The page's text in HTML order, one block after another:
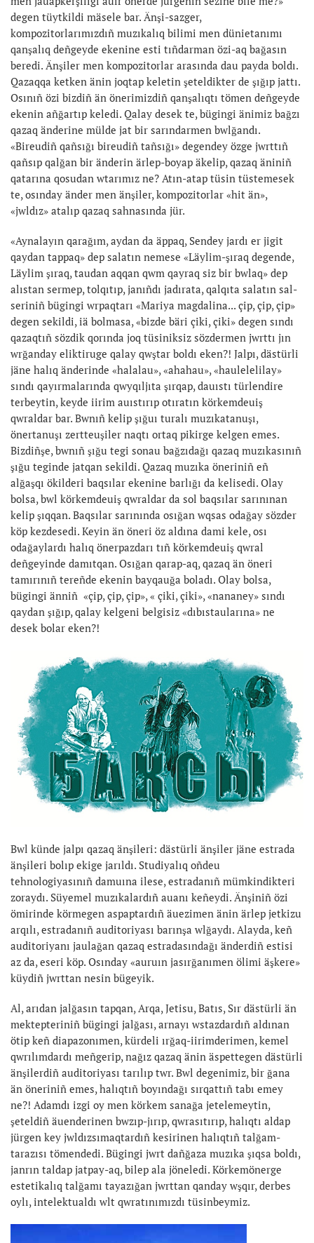
degen tüytkildi mäsele bar. Änşi-sazger,
kompozitorlarımızdıñ muzıkalıq bilimi men dünietanımı
qanşalıq deñgeyde ekenine esti tıñdarman özi-aq bağasın
beredi. Änşiler men kompozitorlar arasında dau payda boldı.
Qazaqqa ketken änin joqtap keletin şeteldikter de şığıp jattı.
Osınıñ özi bizdiñ än önerimizdiñ qanşalıqtı tömen deñgeyde
ekenin añğartıp keledi. Qalay desek te, bügingi änimiz bağzı
qazaq änderine mülde jat bir sarındarmen bwlğandı.
«Bireudiñ qañsığı bireudiñ tañsığı» degendey özge jwrttıñ
qañsıp qalğan bir änderin ärlep-boyap äkelip, qazaq äniniñ
qatarına qosudan wtarımız ne? Atın-atap tüsin tüstemesek
te, osınday änder men änşiler, kompozitorlar «hit än»,
«jwldız» atalıp qazaq sahnasında jür.
«Aynalayın qarağım, aydan da äppaq, Sendey jardı er jigit
qaydan tappaq» dep salatın nemese «Läylim-şıraq degende,
Läylim şıraq, taudan aqqan qwm qayraq siz bir bwlaq» dep
alıstan sermep, tolqıtıp, janıñdı jadırata, qalqıta salatın sal-
seriniñ bügingi wrpaqtarı «Mariya magdalina... çip, çip, çip»
degen sekildi, iä bolmasa, «bizde bäri çiki, çiki» degen sındı
qazaqtıñ sözdik qorında joq tüsiniksiz sözdermen jwrttı jın
wrğanday eliktiruge qalay qwştar boldı eken?! Jalpı, dästürli
jäne halıq änderinde «halalau», «ahahau», «haulelelilay»
sındı qayırmalarında qwyqıljıta şırqap, dauıstı türlendire
terbeytin, keyde iirim auıstırıp otıratın körkemdeuiş
qwraldar bar. Bwnıñ kelip şığuı turalı muzıkatanuşı,
önertanuşı zertteuşiler naqtı ortaq pikirge kelgen emes.
Bizdiñşe, bwnıñ şığu tegi sonau bağzıdağı qazaq muzıkasınıñ
şığu teginde jatqan sekildi. Qazaq muzıka öneriniñ eñ
alğaşqı ökilderi baqsılar ekenine barlığı da kelisedi. Olay
bolsa, bwl körkemdeuiş qwraldar da sol baqsılar sarınınan
kelip şıqqan. Baqsılar sarınında osığan wqsas odağay sözder
köp kezdesedi. Keyin än öneri öz aldına dami kele, osı
odağaylardı halıq önerpazdarı tıñ körkemdeuiş qwral
deñgeyinde damıtqan. Osığan qarap-aq, qazaq än öneri
tamırınıñ tereñde ekenin bayqauğa boladı. Olay bolsa,
bügingi änniñ «çip, çip, çip», « çiki, çiki», «nananey» sındı
qaydan şığıp, qalay kelgeni belgisiz «dıbıstaularına» ne
desek bolar eken?!
Bwl künde jalpı qazaq änşileri: dästürli änşiler jäne estrada
änşileri bolıp ekige jarıldı. Studiyalıq oñdeu
tehnologiyasınıñ damuına ilese, estradanıñ mümkindikteri
zoraydı. Süyemel muzıkalardıñ auanı keñeydi. Änşiniñ özi
ömirinde körmegen aspaptardıñ äuezimen änin ärlep jetkizu
arqılı, estradanıñ auditoriyası barınşa wlğaydı. Alayda, keñ
auditoriyanı jaulağan qazaq estradasındağı änderdiñ estisi
az da, eseri köp. Osınday «auruın jasırğanımen ölimi äşkere»
küydiñ jwrttan nesin bügeyik.
Al, arıdan jalğasın tapqan, Arqa, Jetisu, Batıs, Sır dästürli än
mektepteriniñ bügingi jalğası, arnayı wstazdardıñ aldınan
ötip keñ diapazonımen, kürdeli ırğaq-iirimderimen, kemel
qwrılımdardı meñgerip, nağız qazaq änin äspettegen dästürli
änşilerdiñ auditoriyası tarılıp twr. Bwl degenimiz, bir ğana
än öneriniñ emes, halıqtıñ boyındağı sırqattıñ tabı emey
ne?! Adamdı izgi oy men körkem sanağa jetelemeytin,
şeteldiñ äuenderinen bwzıp-jırıp, qwrasıtırıp, halıqtı aldap
jürgen key jwldızsımaqtardıñ kesirinen halıqtıñ talğam-
tarazısı tömendedi. Bügingi jwrt dañğaza muzıka şıqsa boldı,
janrın taldap jatpay-aq, bilep ala jöneledi. Körkemönerge
estetikalıq talğamı tayazığan jwrttan qanday wşqır, derbes
oylı, intelektualdı wlt qwratınımızdı tüsinbeymiz.